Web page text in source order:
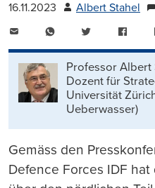
16.11.2023 Albert Stahel
WhatsAppTwitter
Professor
Dozent für
Universität
Ueberwasser)
Gemäss den
Defence Forces IDF